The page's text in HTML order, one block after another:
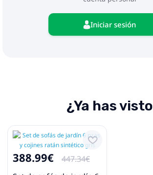
Iniciar sesión
¿Ya has visto
388.99€
447.34€